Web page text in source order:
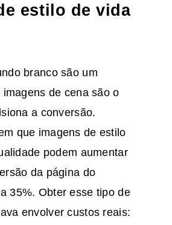
estilo de vida
branco são um
de cena são o
a conversão.
que imagens de estilo
podem aumentar
da página do
35%. Obter esse tipo de
envolver custos reais: